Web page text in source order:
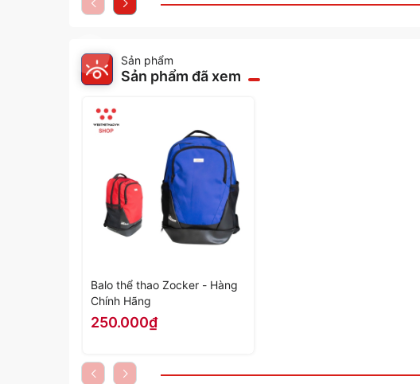
Sản phẩm
Sản phẩm đã xem
Balo thể thao Zocker - Hàng
Chính Hãng
250.000₫